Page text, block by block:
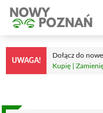
Przejdź
treści
UWAGA!
Dołącz do
Kupię |